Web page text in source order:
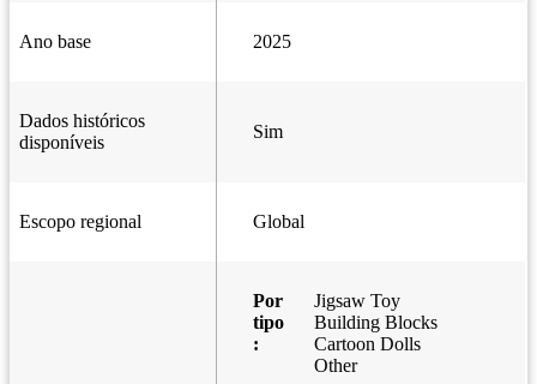
Ano base 2025
Dados históricos
disponíveis
Sim
Escopo regional Global
Por
tipo
:
Jigsaw Toy
Building Blocks
Cartoon Dolls
Other